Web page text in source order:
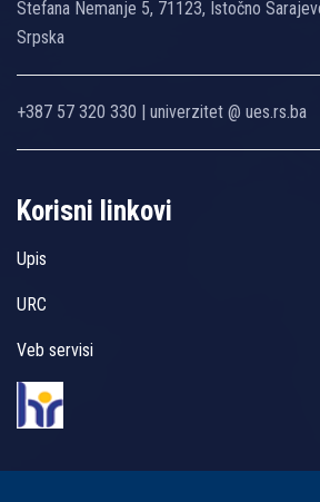
Stefana Nemanje 5, 71123, Istočno
Srpska
+387 57 320 330 | univerzitet @ ues.rs.ba
Korisni linkovi
Upis
URC
Veb servisi